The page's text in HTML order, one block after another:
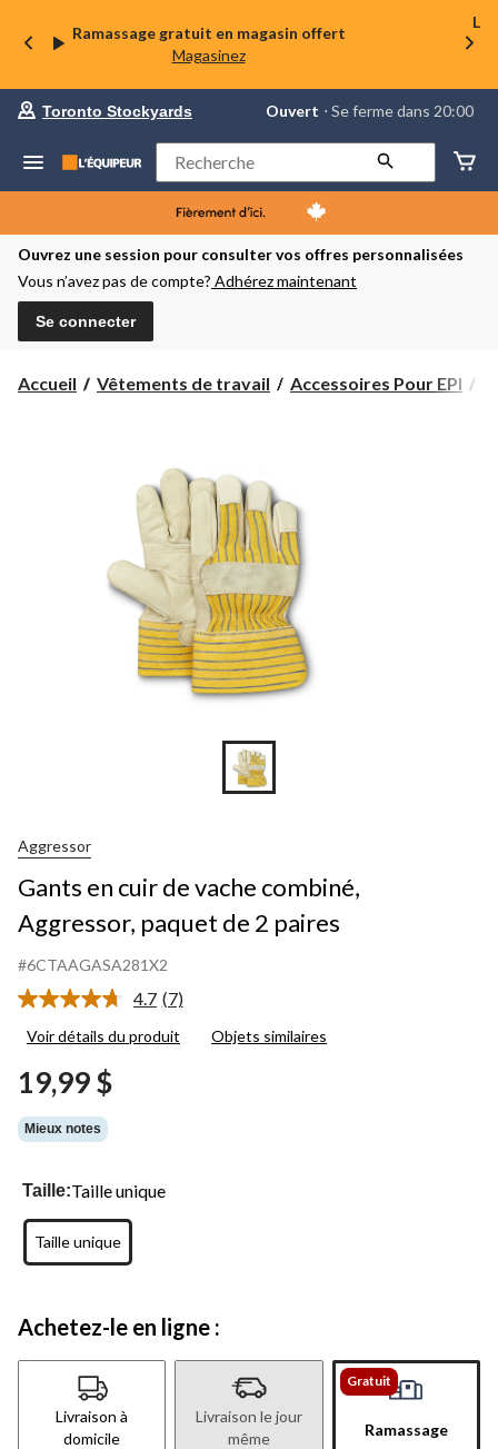
Ramassage gratuit en magasin offert
Magasinez
La
votre
préféré
Toronto
Stockyards,
courament
Ouvert,
Se
dans
changer
Toronto Stockyards Ouvert ⋅ Se ferme dans 20:00
Rechercher
Ouvrez une session pour consulter vos offres personnalisées
Vous n’avez pas de compte? Adhérez maintenant
Se connecter
Accueil Vêtements de travail Accessoires Pour EPI
Aggressor
Gants en cuir de vache combiné,
Aggressor, paquet de 2 paires
#6CTAAGASA281X2
4.7 Lire
7
(7)
Voir détails du produit Objets similaires
19,99 $
Mieux notes
Taille:Taille unique
Taille unique
Achetez-le en ligne :
Livraison à
domicile
Livraison le jour
même
Gratuit
Ramassage